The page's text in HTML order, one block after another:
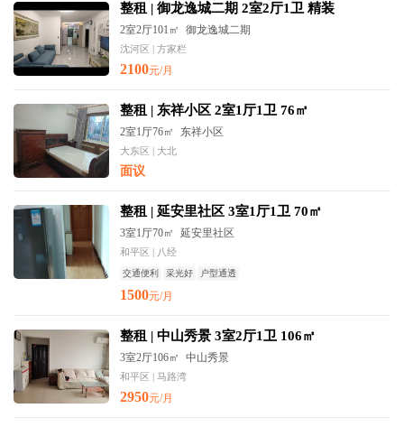
整租 | 御龙逸城二期 2室2厅1卫 精装
2室2厅101㎡ 御龙逸城二期
沈河区 | 方家栏
2100元/月
整租 | 东祥小区 2室1厅1卫 76㎡
2室1厅76㎡ 东祥小区
大东区 | 大北
面议
整租 | 延安里社区 3室1厅1卫 70㎡
3室1厅70㎡ 延安里社区
和平区 | 八经
交通便利 采光好 户型通透
1500元/月
整租 | 中山秀景 3室2厅1卫 106㎡
3室2厅106㎡ 中山秀景
和平区 | 马路湾
2950元/月